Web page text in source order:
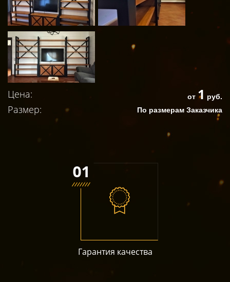
Цена: от 1 руб.
Размер: По размерам Заказчика
Гарантия качества